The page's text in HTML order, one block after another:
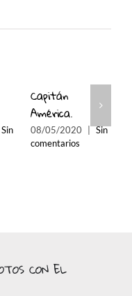
Sin
Capitán
América.
08/05/2020
Sin
comentarios
CON EL